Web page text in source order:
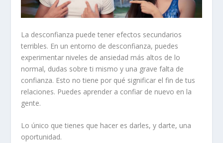
La desconfianza puede tener efectos secundarios
terribles. En un entorno de desconfianza, puedes
experimentar niveles de ansiedad más altos de lo
normal, dudas sobre ti mismo y una grave falta de
confianza. Esto no tiene por qué significar el fin de tus
relaciones. Puedes aprender a confiar de nuevo en la
gente.
Lo único que tienes que hacer es darles, y darte, una
oportunidad.